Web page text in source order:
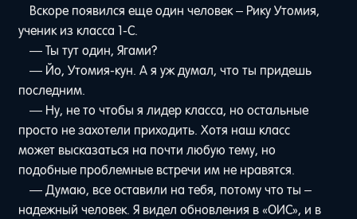
Вскоре появился еще один человек – Рику Утомия,
ученик из класса 1-C.
— Ты тут один, Ягами?
— Йо, Утомия-кун. А я уж думал, что ты придешь
последним.
— Ну, не то чтобы я лидер класса, но остальные
просто не захотели приходить. Хотя наш класс
может высказаться на почти любую тему, но
подобные проблемные встречи им не нравятся.
— Думаю, все оставили на тебя, потому что ты –
надежный человек. Я видел обновления в «ОИС», и в